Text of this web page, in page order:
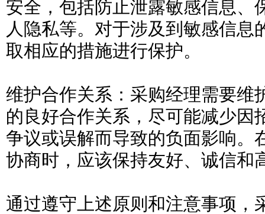
安全，包括防止泄露敏感信息、
人隐私等。对于涉及到敏感信息
取相应的措施进行保护。
维护合作关系：采购经理需要维
的良好合作关系，尽可能减少因
争议或误解而导致的负面影响。
协商时，应该保持友好、诚信和
通过遵守上述原则和注意事项，